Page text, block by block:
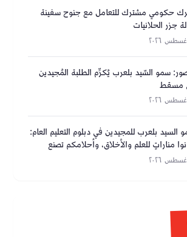
حكومي مشترك للتعامل مع جنوح سفينة
جزر الحلانيات
سمو السّيد بلعرب يُكرِّم الطلبة المُجيدين
مسقط
السيد بلعرب للمجيدين في دبلوم التعليم العام:
مناراتٍ للعلم والأخلاق، وأحلامكم تصنع
عُمان